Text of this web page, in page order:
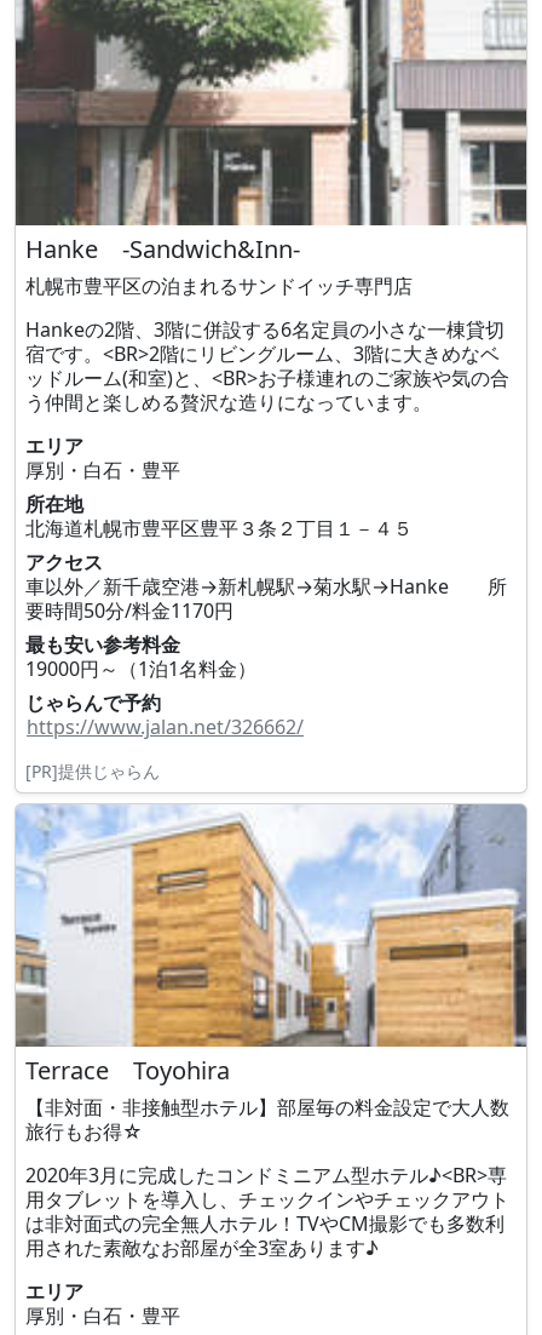
Hanke -Sandwich&Inn-
札幌市豊平区の泊まれるサンドイッチ専門店
Hankeの2階、3階に併設する6名定員の小さな一棟貸切
宿です。<BR>2階にリビングルーム、3階に大きめなベ
ッドルーム(和室)と、<BR>お子様連れのご家族や気の合
う仲間と楽しめる贅沢な造りになっています。
エリア
厚別・白石・豊平
所在地
北海道札幌市豊平区豊平３条２丁目１－４５
アクセス
車以外／新千歳空港→新札幌駅→菊水駅→Hanke 所
要時間50分/料金1170円
最も安い参考料金
19000円～（1泊1名料金）
じゃらんで予約
https://www.jalan.net/326662/
[PR]提供じゃらん
Terrace Toyohira
【非対面・非接触型ホテル】部屋毎の料金設定で大人数
旅行もお得☆
2020年3月に完成したコンドミニアム型ホテル♪<BR>専
用タブレットを導入し、チェックインやチェックアウト
は非対面式の完全無人ホテル！TVやCM撮影でも多数利
用された素敵なお部屋が全3室あります♪
エリア
厚別・白石・豊平